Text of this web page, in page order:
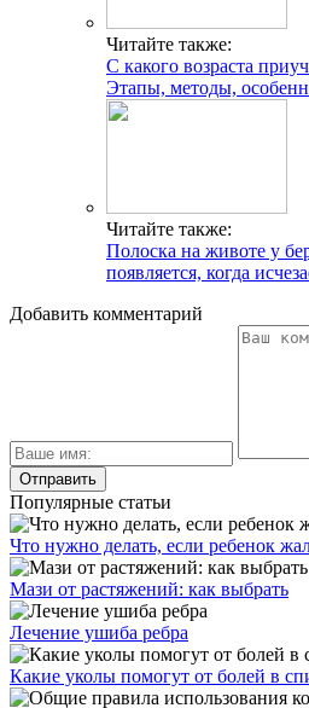
Читайте также:
С какого возраста
Этапы, методы,
Читайте также:
Полоска на животе у
появляется, когда
Добавить комментарий
Популярные статьи
Что нужно делать, если ребенок
Мази от растяжений: как выбрать
Лечение ушиба ребра
Какие уколы помогут от болей в